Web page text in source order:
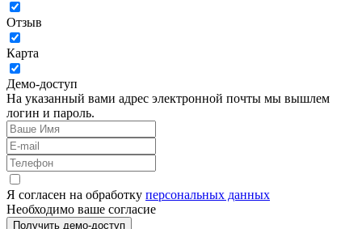
Отзыв
Карта
Демо-доступ
На указанный вами адрес электронной почты мы вышлем
логин и пароль.
Я согласен на обработку персональных данных
Необходимо ваше согласие
Получить демо-доступ